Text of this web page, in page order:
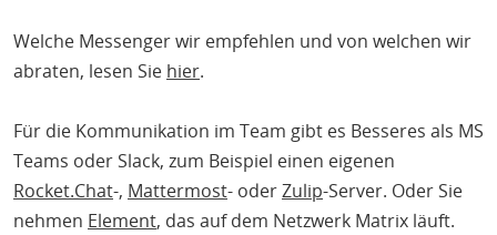
Welche Messenger wir empfehlen und von welchen wir
abraten, lesen Sie hier.
Für die Kommunikation im Team gibt es Besseres als MS
Teams oder Slack, zum Beispiel einen eigenen
Rocket.Chat-, Mattermost- oderZulip-Server. Oder Sie
nehmen Element, das auf dem Netzwerk Matrix läuft.